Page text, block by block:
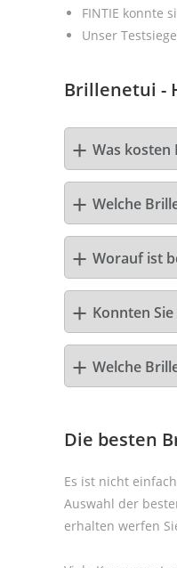
FINTIE konnte
Unser
Brillenetui -
Was
Welche
Worauf ist
Konnten
Welche
Die besten
Es ist nicht
Auswahl der
erhalten werfen